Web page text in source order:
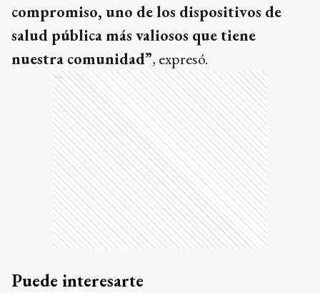
compromiso, uno de los dispositivos de
salud pública más valiosos que tiene
nuestra comunidad”, expresó.
Ads
Puede interesarte